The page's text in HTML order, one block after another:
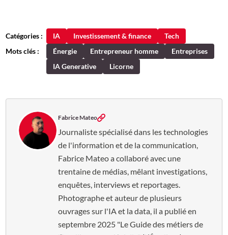
Catégories : IA Investissement & finance
Tech
Mots clés :
Énergie Entrepreneur homme
Entreprises
IA Generative
Licorne
Fabrice Mateo
Journaliste spécialisé dans les technologies
de l'information et de la communication,
Fabrice Mateo a collaboré avec une
trentaine de médias, mêlant investigations,
enquêtes, interviews et reportages.
Photographe et auteur de plusieurs
ouvrages sur l'IA et la data, il a publié en
septembre 2025 "Le Guide des métiers de